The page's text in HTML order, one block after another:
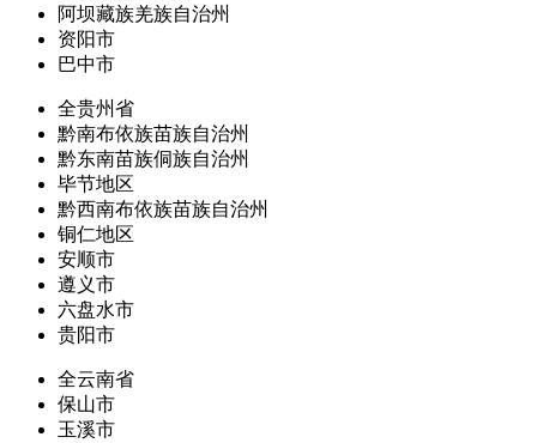
阿坝藏族羌族自治州
资阳市
巴中市
全贵州省
黔南布依族苗族自治州
黔东南苗族侗族自治州
毕节地区
黔西南布依族苗族自治州
铜仁地区
安顺市
遵义市
六盘水市
贵阳市
全云南省
保山市
玉溪市